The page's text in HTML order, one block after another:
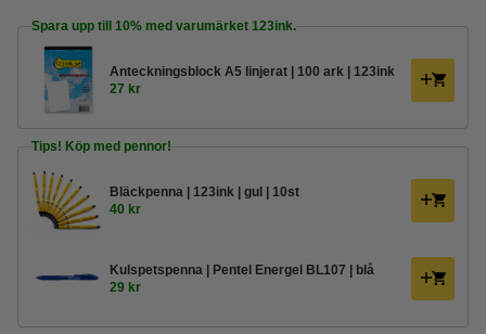
Spara upp till 10% med varumärket 123ink.
Anteckningsblock A5 linjerat | 100 ark | 123ink
27 kr
Tips! Köp med pennor!
Bläckpenna | 123ink | gul | 10st
40 kr
Kulspetspenna | Pentel Energel BL107 | blå
29 kr